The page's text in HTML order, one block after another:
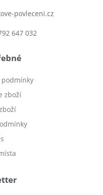
povleceni.cz
647 032
podmínky
zboží